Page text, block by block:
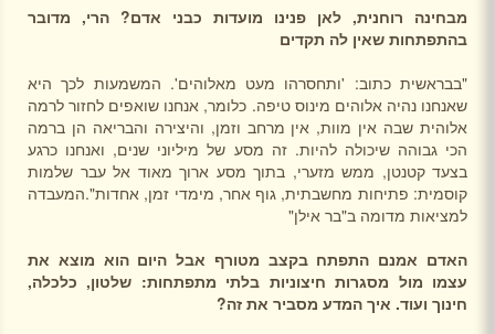
מבחינה רוחנית, לאן פנינו מועדות כבני אדם? הרי, מדובר
בהתפתחות שאין לה תקדים
"בבראשית כתוב: 'ותחסרהו מעט מאלוהים'. המשמעות לכך היא
שאנחנו נהיה אלוהים מינוס טיפה. כלומר, אנחנו שואפים לחזור לרמה
אלוהית שבה אין מוות, אין מרחב וזמן, והיצירה והבריאה הן ברמה
הכי גבוהה שיכולה להיות. זה מסע של מיליוני שנים, ואנחנו כרגע
בצעד קטנטן, ממש מזערי, בתוך מסע ארוך מאוד אל עבר שלמות
קוסמית: פתיחות מחשבתית, גוף אחר, מימדי זמן, אחדות".המעבדה
למציאות מדומה ב"בר אילן"
האדם אמנם התפתח בקצב מטורף אבל היום הוא מוצא את
עצמו מול מסגרות חיצוניות בלתי מתפתחות: שלטון, כלכלה,
חינוך ועוד. איך המדע מסביר את זה?